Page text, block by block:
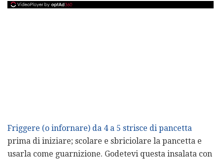
Friggere (o infornare) da 4 a 5 strisce di pancetta
prima di iniziare; scolare e sbriciolare la pancetta e
usarla come guarnizione. Godetevi questa insalata con